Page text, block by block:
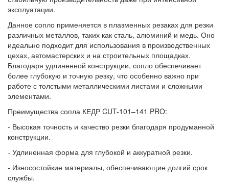
эксплуатации.
Данное сопло применяется в плазменных резаках для резки
различных металлов, таких как сталь, алюминий и медь. Оно
идеально подходит для использования в производственных
цехах, автомастерских и на строительных площадках.
Благодаря удлиненной конструкции, сопло обеспечивает
более глубокую и точную резку, что особенно важно при
работе с толстыми металлическими листами и сложными
элементами.
Преимущества сопла КЕДР CUT-101–141 PRO:
- Высокая точность и качество резки благодаря продуманной
конструкции.
- Удлиненная форма для глубокой и аккуратной резки.
- Износостойкие материалы, обеспечивающие долгий срок
службы.